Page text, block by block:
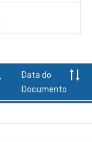
Data do
Documento